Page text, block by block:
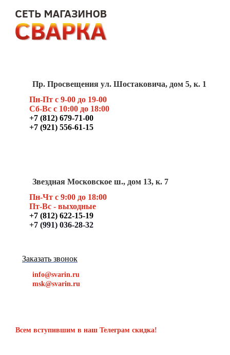
Пр. Просвещения ул. Шостаковича, дом 5, к. 1
Пн-Пт с 9-00 до 19-00
Сб-Вс с 10:00 до 18:00
+7 (812) 679-71-00
+7 (921) 556-61-15
Звездная Московское ш., дом 13, к. 7
Пн-Чт с 9:00 до 18:00
Пт-Вс - выходные
+7 (812) 622-15-19
+7 (991) 036-28-32
Заказать звонок
info@svarin.ru
msk@svarin.ru
Всем вступившим в наш Телеграм скидка!